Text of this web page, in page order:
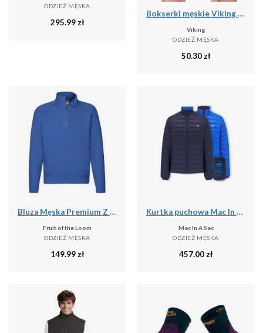
ODZIEŻ MĘSKA
295.99 zł
Bokserki męskie Viking Bamboo Lockness, z włóknem bambusowym
Viking
ODZIEŻ MĘSKA
50.30zł
Bluza Męska Premium Z Zamkiem Błyskawicznym
Fruit of the Loom
ODZIEŻ MĘSKA
149.99zł
Kurtka puchowa Mac In A Sac
Mac In A Sac
ODZIEŻ MĘSKA
457.00zł